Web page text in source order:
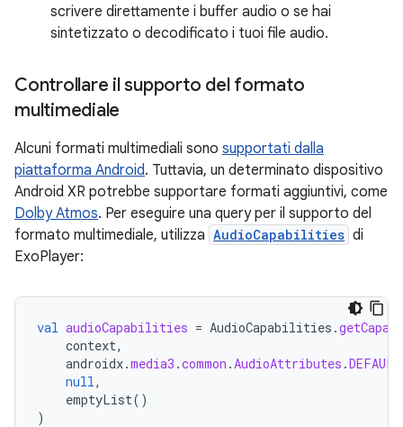
scrivere direttamente i buffer audio o se hai
sintetizzato o decodificato i tuoi file audio.
Controllare il supporto del formato
multimediale
Alcuni formati multimediali sono supportati dalla
piattaforma Android. Tuttavia, un determinato dispositivo
Android XR potrebbe supportare formati aggiuntivi, come
Dolby Atmos. Per eseguire una query per il supporto del
formato multimediale, utilizza AudioCapabilities di
ExoPlayer:
val audioCapabilities = AudioCapabilities .
context,
androidx.media3 .common .AudioAttributes .DEFAULT
null,
emptyList()
)